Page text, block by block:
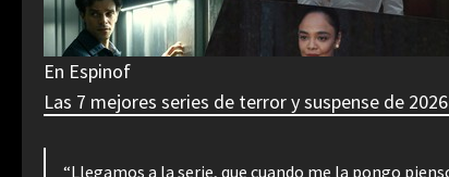
En Espinof
Las 7 mejores series de terror y suspense de
“Llegamos a la serie, que cuando me la pongo